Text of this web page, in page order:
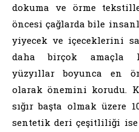
dokuma ve örme
öncesi çağlarda bile
yiyecek ve içeceklerini
daha birçok amaçla
yüzyıllar boyunca en
olarak önemini korudu.
sığır başta olmak üzere
sentetik deri çeşitliliği ise